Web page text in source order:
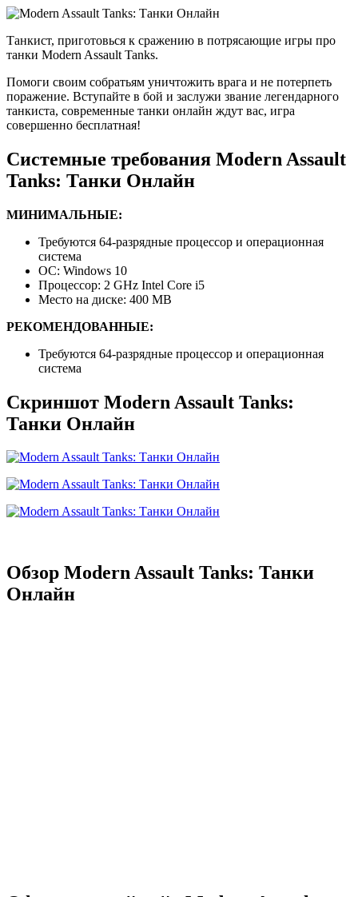
Танкист, приготовься к сражению в потрясающие игры про
танки Modern Assault Tanks.
Помоги своим собратьям уничтожить врага и не потерпеть
поражение. Вступайте в бой и заслужи звание легендарного
танкиста, современные танки онлайн ждут вас, игра
совершенно бесплатная!
Cистемные требования Modern Assault
Tanks: Танки Онлайн
МИНИМАЛЬНЫЕ:
Требуются 64-разрядные процессор и операционная
система
ОС: Windows 10
Процессор: 2 GHz Intel Core i5
Место на диске: 400 MB
РЕКОМЕНДОВАННЫЕ:
Требуются 64-разрядные процессор и операционная
система
Скриншот Modern Assault Tanks:
Танки Онлайн
Обзор Modern Assault Tanks: Танки
Онлайн